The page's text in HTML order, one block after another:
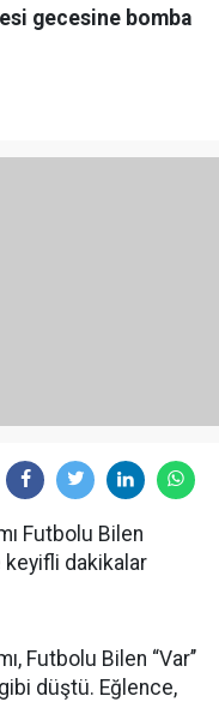
gecesine bomba
Futbolu Bilen
keyifli dakikalar
Futbolu Bilen “Var’’
düştü. Eğlence,